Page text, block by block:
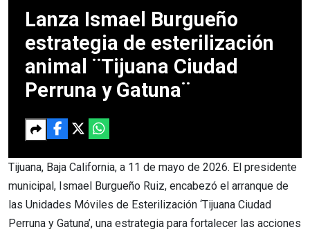
Lanza Ismael Burgueño
estrategia de esterilización
animal ¨Tijuana Ciudad
Perruna y Gatuna¨
Tijuana, Baja California, a 11 de mayo de 2026. El presidente
municipal, Ismael Burgueño Ruiz, encabezó el arranque de
las Unidades Móviles de Esterilización ‘Tijuana Ciudad
Perruna y Gatuna’, una estrategia para fortalecer las acciones